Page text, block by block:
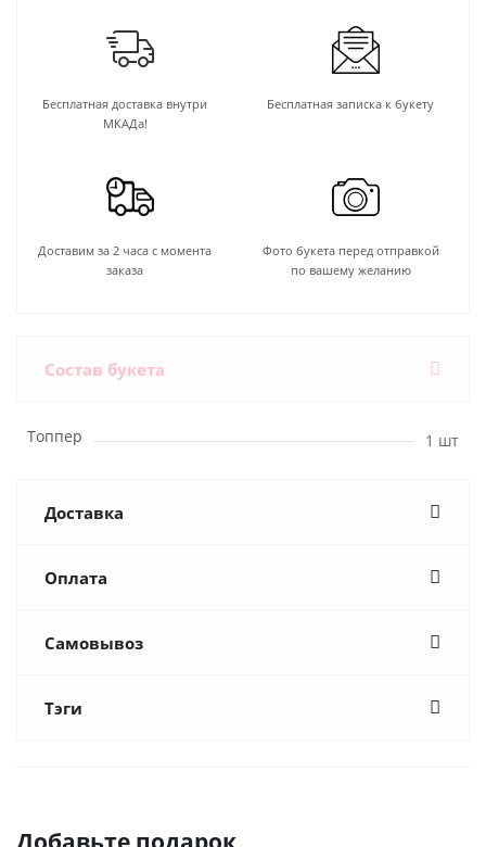
Бесплатная доставка внутри
МКАДа!
Бесплатная записка к букету
Доставим за 2 часа с момента
заказа
Фото букета перед отправкой
по вашему желанию
Состав букета
Топпер 1 шт
Доставка
Оплата
Самовывоз
Тэги